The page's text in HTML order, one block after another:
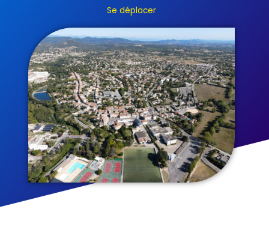
Se déplacer